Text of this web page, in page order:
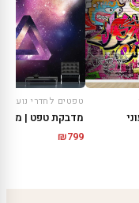
טפטים לחדרי נוער
מדבקת טפט |
₪799